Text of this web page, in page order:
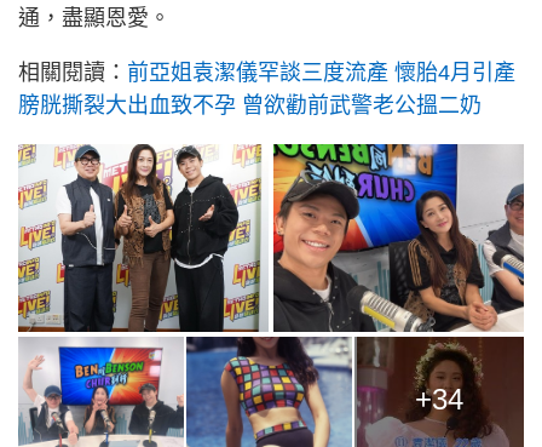
通，盡顯恩愛。
相關閱讀： 前亞姐袁潔儀罕談三度流產 懷胎4月引產
膀胱撕裂大出血致不孕 曾欲勸前武警老公搵二奶
+34